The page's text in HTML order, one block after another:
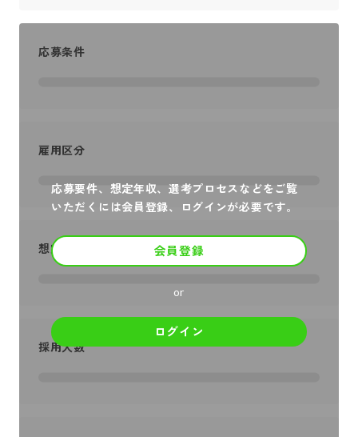
応募要件、想定年収、選考プロセスなどをご覧
いただくには会員登録、ログインが必要です。
会員登録
or
ログイン
応募条件
雇用区分
想定年収
採用人数